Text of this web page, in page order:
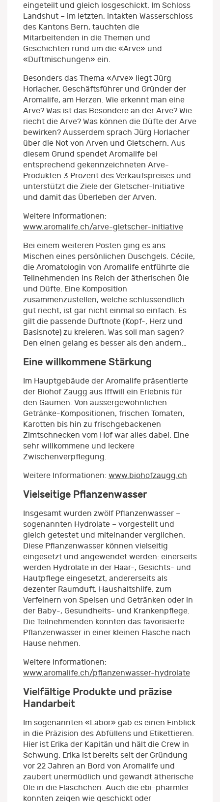
eingeteilt und gleich losgeschickt. Im Schloss
Landshut – im letzten, intakten Wasserschloss
des Kantons Bern, tauchten die
Mitarbeitenden in die Themen und
Geschichten rund um die «Arve» und
«Duftmischungen» ein.
Besonders das Thema «Arve» liegt Jürg
Horlacher, Geschäftsführer und Gründer der
Aromalife, am Herzen. Wie erkennt man eine
Arve? Was ist das Besondere an der Arve? Wie
riecht die Arve? Was können die Düfte der Arve
bewirken? Ausserdem sprach Jürg Horlacher
über die Not von Arven und Gletschern. Aus
diesem Grund spendet Aromalife bei
entsprechend gekennzeichneten Arve-
Produkten 3 Prozent des Verkaufspreises und
unterstützt die Ziele der Gletscher-Initiative
und damit das Überleben der Arven.
Weitere Informationen:
www.aromalife.ch/arve-gletscher-initiative
Bei einem weiteren Posten ging es ans
Mischen eines persönlichen Duschgels. Cécile,
die Aromatologin von Aromalife entführte die
Teilnehmenden ins Reich der ätherischen Öle
und Düfte. Eine Komposition
zusammenzustellen, welche schlussendlich
gut riecht, ist gar nicht einmal so einfach. Es
gilt die passende Duftnote (Kopf-, Herz und
Basisnote) zu kreieren. Was soll man sagen?
Den einen gelang es besser als den andern…
Eine willkommene Stärkung
Im Hauptgebäude der Aromalife präsentierte
der Biohof Zaugg aus Iffwill ein Erlebnis für
den Gaumen: Von aussergewöhnlichen
Getränke-Kompositionen, frischen Tomaten,
Karotten bis hin zu frischgebackenen
Zimtschnecken vom Hof war alles dabei. Eine
sehr willkommene und leckere
Zwischenverpflegung.
Weitere Informationen: www.biohofzaugg.ch
Vielseitige Pflanzenwasser
Insgesamt wurden zwölf Pflanzenwasser –
sogenannten Hydrolate – vorgestellt und
gleich getestet und miteinander verglichen.
Diese Pflanzenwasser können vielseitig
eingesetzt und angewendet werden: einerseits
werden Hydrolate in der Haar-, Gesichts- und
Hautpflege eingesetzt, andererseits als
dezenter Raumduft, Haushaltshilfe, zum
Verfeinern von Speisen und Getränken oder in
der Baby-, Gesundheits- und Krankenpflege.
Die Teilnehmenden konnten das favorisierte
Pflanzenwasser in einer kleinen Flasche nach
Hause nehmen.
Weitere Informationen:
www.aromalife.ch/pflanzenwasser-hydrolate
Vielfältige Produkte und präzise
Handarbeit
Im sogenannten «Labor» gab es einen Einblick
in die Präzision des Abfüllens und Etikettieren.
Hier ist Erika der Kapitän und hält die Crew in
Schwung. Erika ist bereits seit der Gründung
vor 22 Jahren an Bord von Aromalife und
zaubert unermüdlich und gewandt ätherische
Öle in die Fläschchen. Auch die ebi-phärmler
konnten zeigen wie geschickt oder